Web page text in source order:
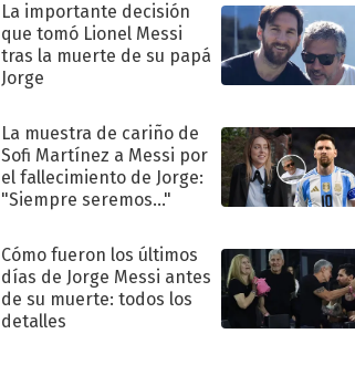
La importante decisión
que tomó Lionel Messi
tras la muerte de su papá
Jorge
La muestra de cariño de
Sofi Martínez a Messi por
el fallecimiento de Jorge:
"Siempre seremos..."
Cómo fueron los últimos
días de Jorge Messi antes
de su muerte: todos los
detalles